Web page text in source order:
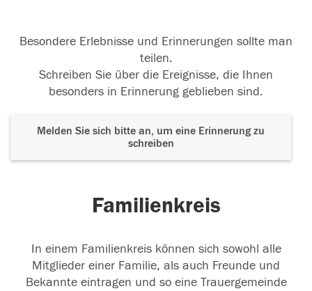
Besondere Erlebnisse und Erinnerungen sollte man
teilen.
Schreiben Sie über die Ereignisse, die Ihnen
besonders in Erinnerung geblieben sind.
Melden Sie sich bitte an, um eine Erinnerung zu
schreiben
Familienkreis
In einem Familienkreis können sich sowohl alle
Mitglieder einer Familie, als auch Freunde und
Bekannte eintragen und so eine Trauergemeinde